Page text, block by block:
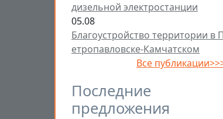
дизельной электростанции
05.08
Благоустройство территории в П
етропавловске-Камчатском
Все
Последние
предложения